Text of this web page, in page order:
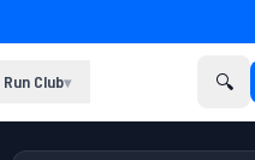
Run Club▾ 🔍